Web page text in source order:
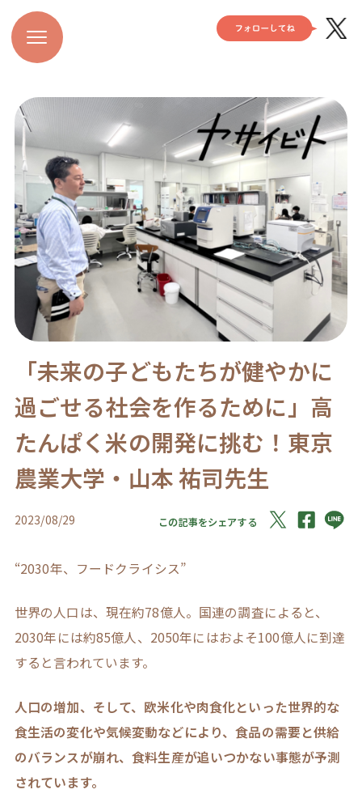
「未来の子どもたちが健やかに
過ごせる社会を作るために」高
たんぱく米の開発に挑む！東京
農業大学・山本 祐司先生
2023/08/29 この記事をシェアする
“2030年、フードクライシス”
世界の人口は、現在約78億人。国連の調査によると、
2030年には約85億人、2050年にはおよそ100億人に到達
すると言われています。
人口の増加、そして、欧米化や肉食化といった世界的な
食生活の変化や気候変動などにより、食品の需要と供給
のバランスが崩れ、食料生産が追いつかない事態が予測
されています。